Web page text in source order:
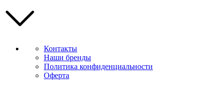
Контакты
Наши бренды
Политика конфиденциальности
Оферта